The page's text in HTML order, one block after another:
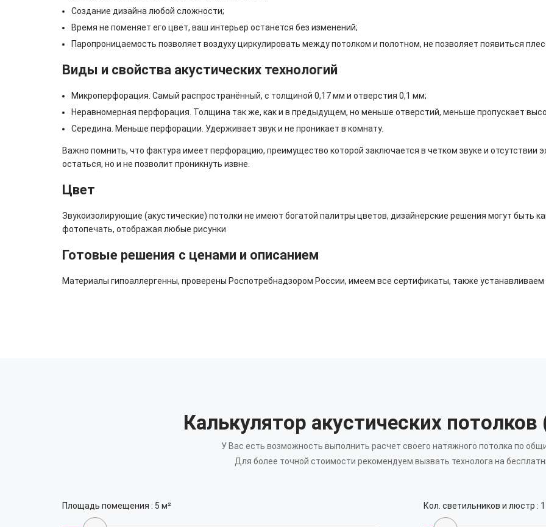
Создание дизайна любой сложности;
Время не поменяет его цвет, ваш интерьер останется без изменений;
Паропроницаемость позволяет воздуху циркулировать между потолком и полотном, не позволяет появиться
Виды и свойства акустических технологий
Микроперфорация. Самый распространённый, с толщиной 0,17 мм и отверстия 0,1 мм;
Неравномерная перфорация. Толщина так же, как и в предыдущем, но меньше отверстий, меньше пропускает
Середина. Меньше перфорации. Удерживает звук и не проникает в комнату.
Важно помнить, что фактура имеет перфорацию, преимущество которой заключается в четком звуке и отсутствии
остаться, но и не позволит проникнуть извне.
Цвет
Звукоизолирующие (акустические) потолки не имеют богатой палитры цветов, дизайнерские решения могут быть
фотопечать, отображая любые рисунки
Готовые решения с ценами и описанием
Материалы гипоаллергенны, проверены Роспотребнадзором России, имеем все сертификаты, также устанавливаем
Калькулятор акустических
У Вас есть возможность выполнить расчет своего натяжного потолка по
Для более точной стоимости рекомендуем вызвать технолога на
Площадь помещения : 5 м² Кол. светильников и люстр : 1